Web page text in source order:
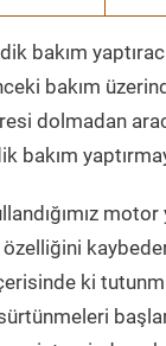
bakım
bakım
dolmadan
bakım
motor
ki